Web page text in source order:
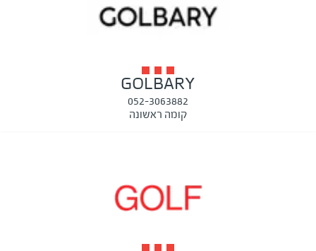
GOLBARY
052-3063882
קומה ראשונה